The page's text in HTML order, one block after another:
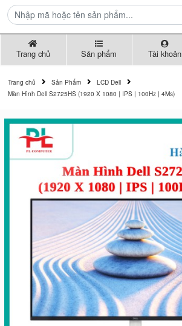
Trang chủ Sản phẩm Tài khoản
Trang chủ Sản Phẩm
LCD Dell
Màn Hình Dell S2725HS (1920 X 1080 | IPS | 100Hz | 4Ms)